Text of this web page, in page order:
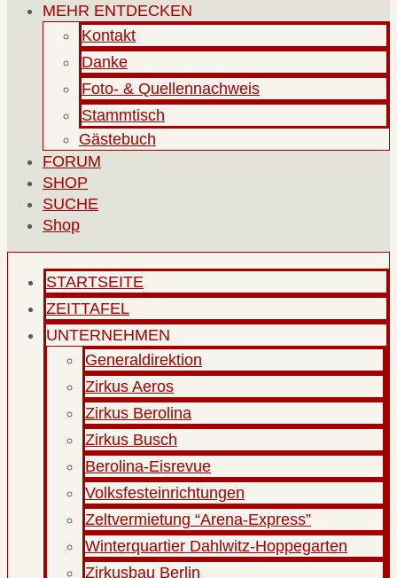
MEHR ENTDECKEN
Kontakt
Danke
Foto- & Quellennachweis
Stammtisch
Gästebuch
FORUM
SHOP
SUCHE
Shop
STARTSEITE
ZEITTAFEL
UNTERNEHMEN
Generaldirektion
Zirkus Aeros
Zirkus Berolina
Zirkus Busch
Berolina-Eisrevue
Volksfesteinrichtungen
Zeltvermietung “Arena-Express”
Winterquartier Dahlwitz-Hoppegarten
Zirkusbau Berlin